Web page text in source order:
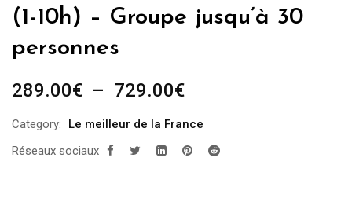
(1-10h) – Groupe jusqu’à 30
personnes
289.00€ – 729.00€Plage
prix :
289.00€
Category:
Le meilleur de la France
Réseaux sociaux